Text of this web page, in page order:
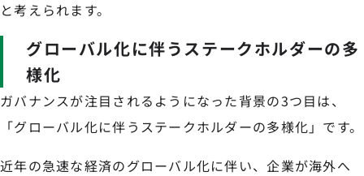
と考えられます。
グローバル化に伴うステークホルダーの多
様化
ガバナンスが注目されるようになった背景の3つ目は、
「グローバル化に伴うステークホルダーの多様化」です。
近年の急速な経済のグローバル化に伴い、企業が海外へ